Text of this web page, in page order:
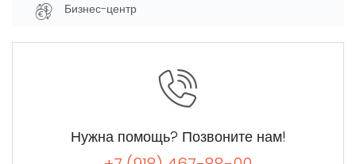
Бизнес-центр
Нужна помощь? Позвоните нам!